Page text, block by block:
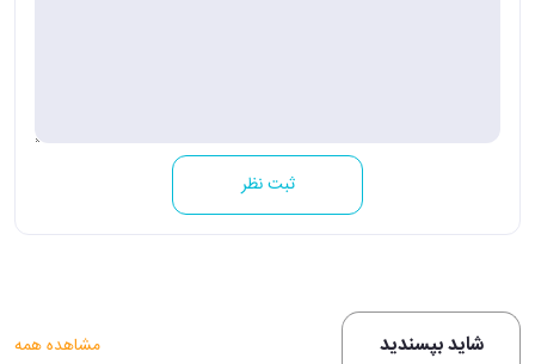
ثبت نظر
شاید بپسندید مشاهده همه